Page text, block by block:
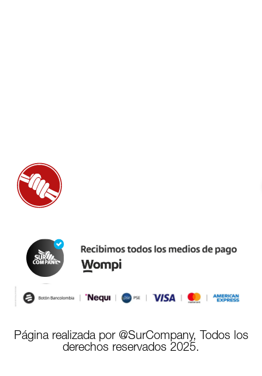
Página realizada por @SurCompany, Todos los
derechos reservados 2025.